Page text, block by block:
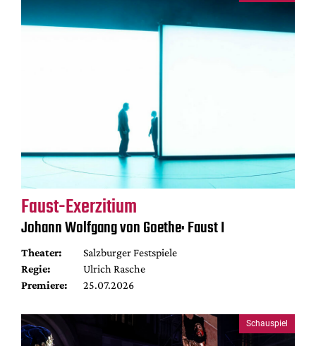
Faust-Exerzitium
Johann Wolfgang von Goethe: Faust I
Theater:
Salzburger Festspiele
Regie:
Ulrich Rasche
Premiere:
25.07.2026
Schauspiel